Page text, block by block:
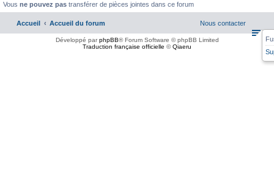
Vous ne pouvez pas transférer de pièces jointes dans ce forum
Accueil Accueil du forum Nous contacter
Développé parphpBB® Forum Software © phpBB Limited
Traduction française officielle ©Qiaeru